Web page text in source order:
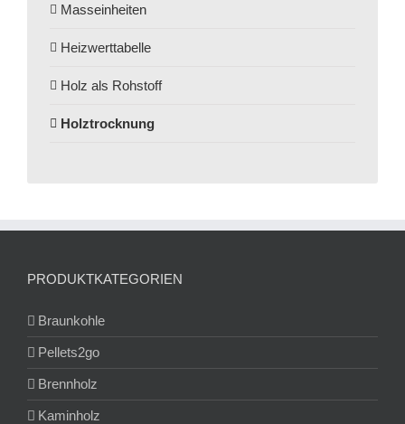
Masseinheiten
Heizwerttabelle
Holz als Rohstoff
Holztrocknung
PRODUKTKATEGORIEN
Braunkohle
Pellets2go
Brennholz
Kaminholz